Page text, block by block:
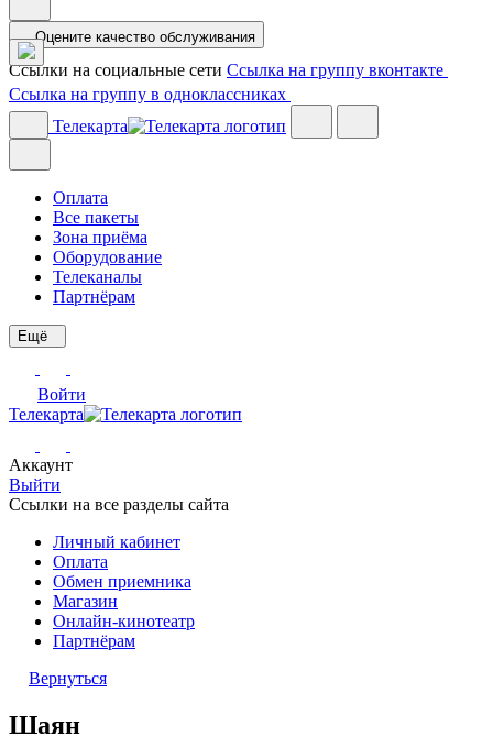
Оцените качество обслуживания
Ссылки на социальные сети Ссылка на группу вконтакте
Ссылка на группу в одноклассниках
Телекарта
Оплата
Все пакеты
Зона приёма
Оборудование
Телеканалы
Партнёрам
Ещё
Войти
Телекарта
Аккаунт
Выйти
Ссылки на все разделы сайта
Личный кабинет
Оплата
Обмен приемника
Магазин
Онлайн-кинотеатр
Партнёрам
Вернуться
Шаян